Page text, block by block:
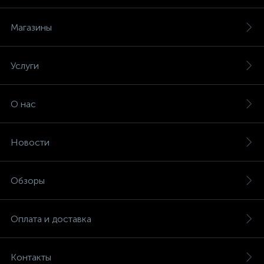
Магазины
Услуги
О нас
Новости
Обзоры
Оплата и доставка
Контакты